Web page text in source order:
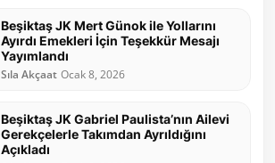
Beşiktaş JK Mert Günok ile Yollarını
Ayırdı Emekleri İçin Teşekkür Mesajı
Yayımlandı
Sıla Akçaat Ocak 8, 2026
Beşiktaş JK Gabriel Paulista’nın Ailevi
Gerekçelerle Takımdan Ayrıldığını
Açıkladı